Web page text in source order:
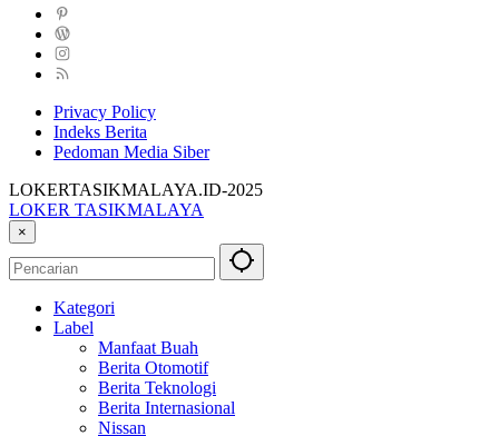
Privacy Policy
Indeks Berita
Pedoman Media Siber
LOKERTASIKMALAYA.ID-2025
LOKER TASIKMALAYA
Info
Lowongan
Kerja
Sekitarna
×
Kategori
Label
Manfaat Buah
Berita Otomotif
Berita Teknologi
Berita Internasional
Nissan